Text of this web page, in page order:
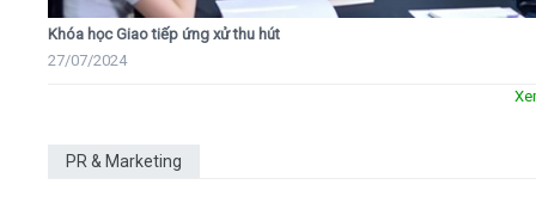
Khóa học Giao tiếp ứng xử thu hút
27/07/2024
PR & Marketing